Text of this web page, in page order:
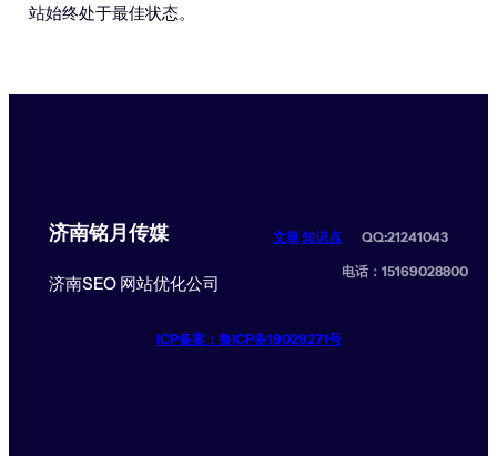
站始终处于最佳状态。
济南铭月传媒
济南SEO 网站优化公司
文章知识点 QQ:21241043
电话：15169028800
ICP备案：鲁ICP备19029271号